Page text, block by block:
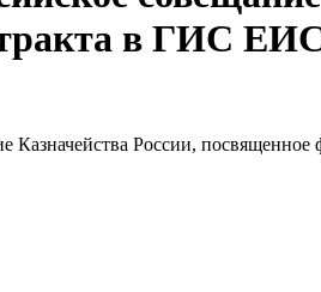
в ГИС
Казначейства России,